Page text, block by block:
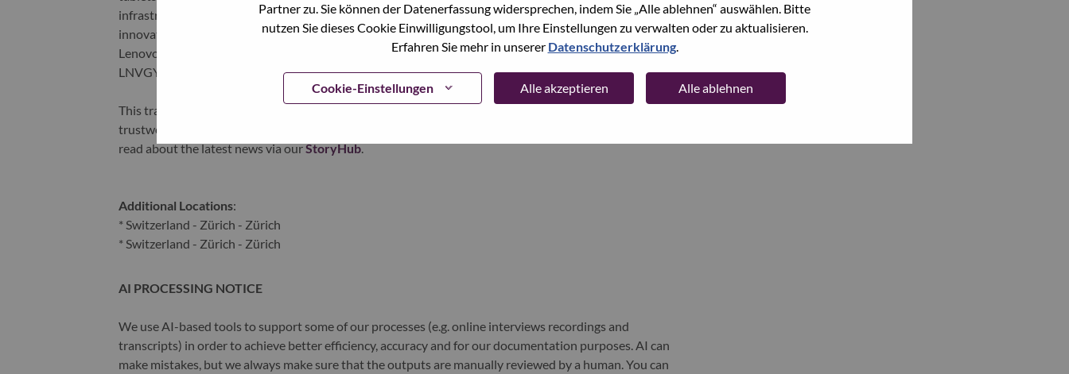
Partner zu. Sie können der Datenerfassung widersprechen, indem Sie „Alle ablehnen“ auswählen. Bitte
nutzen Sie dieses Cookie Einwilligungstool, um Ihre Einstellungen zu verwalten oder zu aktualisieren.
Erfahren Sie mehr in unserer Datenschutzerklärung.
Cookie-Einstellungen Alle akzeptieren Alle ablehnen
infrastructure), software, solutions, and services. Lenovo’s continued investment in world-changing
innovation is building a more equitable, trustworthy, and smarter future for everyone, everywhere.
Lenovo is listed on the Hong Kong stock exchange under Lenovo Group Limited (HKSE: 992) (ADR:
LNVGY).
This transformation together with Lenovo’s world-changing innovation is building a more inclusive,
trustworthy, and smarter future for everyone, everywhere. To find out more visit
read about the latest news via ourStoryHub.
Additional Locations:
* Switzerland - Zürich - Zürich
* Switzerland - Zürich - Zürich
AI PROCESSING NOTICE
We use AI-based tools to support some of our processes (e.g. online interviews recordings and
transcripts) in order to achieve better efficiency, accuracy and for our documentation purposes. AI can
make mistakes, but we always make sure that the outputs are manually reviewed by a human. You can